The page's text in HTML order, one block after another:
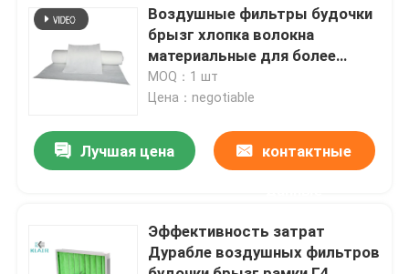
Свяжитесь мы
Спросите цитату
воздушные фильтры мешка
воздушный фильтр hepa
Воздушные фильтры будочки
брызг хлопка волокна
материальные для более
большой пыли собирают
MOQ：1 шт
Цена：negotiable
Лучшая цена контактные
Эффективность затрат
Дурабле воздушных фильтров